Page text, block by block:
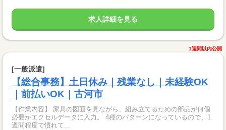
求人詳細を見る
1週間以内公開
[一般派遣]
【総合事務】土日休み｜残業なし｜未経験OK
｜前払いOK｜古河市
【作業内容】 家具の図面を見ながら、組み立てるための部品が何個
必要かエクセルデータに入力。 4種のパターンになっているので、1
週間程度で慣れて...